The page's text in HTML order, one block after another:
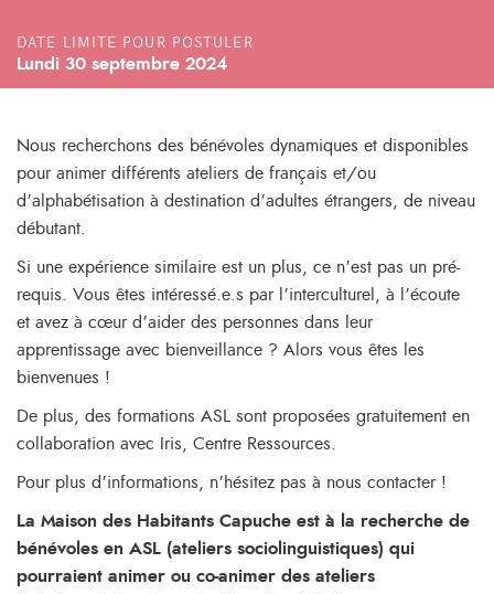
DATE LIMITE POUR POSTULER
Lundi 30 septembre 2024
Nous recherchons des bénévoles dynamiques et disponibles
pour animer différents ateliers de français et/ou
d’alphabétisation à destination d’adultes étrangers, de niveau
débutant.
Si une expérience similaire est un plus, ce n’est pas un pré-
requis. Vous êtes intéressé.e.s par l’interculturel, à l’écoute
et avez à cœur d’aider des personnes dans leur
apprentissage avec bienveillance ? Alors vous êtes les
bienvenues !
De plus, des formations ASL sont proposées gratuitement en
collaboration avec Iris, Centre Ressources.
Pour plus d’informations, n’hésitez pas à nous contacter !
La Maison des Habitants Capuche est à la recherche de
bénévoles en ASL (ateliers sociolinguistiques) qui
pourraient animer ou co-animer des ateliers